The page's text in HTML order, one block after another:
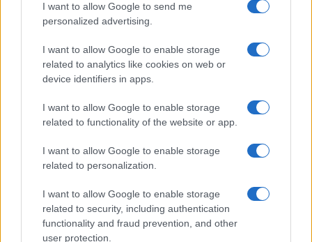
I want to allow Google to send me
personalized advertising.
I want to allow Google to enable storage
related to analytics like cookies on web or
device identifiers in apps.
I want to allow Google to enable storage
related to functionality of the website or app.
I want to allow Google to enable storage
related to personalization.
I want to allow Google to enable storage
related to security, including authentication
functionality and fraud prevention, and other
user protection.